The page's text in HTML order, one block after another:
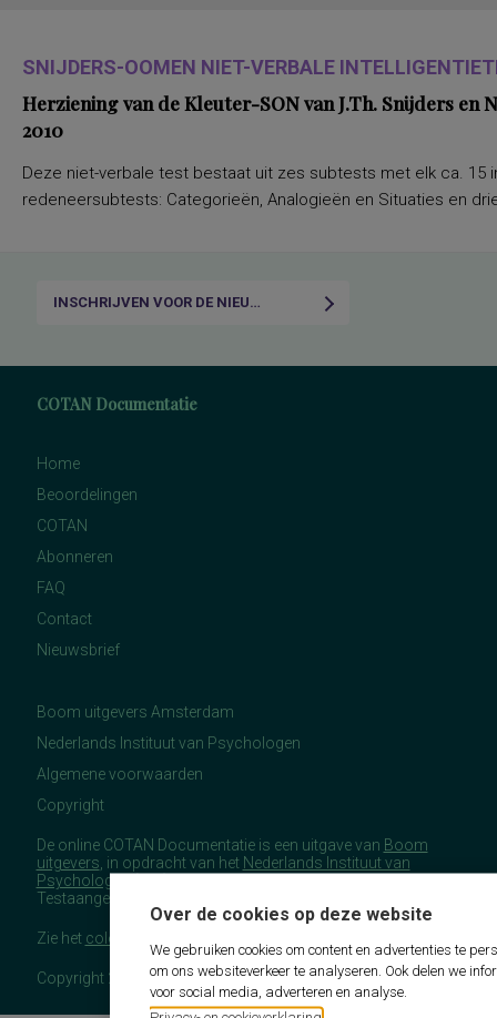
Over de cookies op deze website
We gebruiken cookies om content en advertenties te
om ons websiteverkeer te analyseren. Ook delen we
voor social media, adverteren en analyse.
SNIJDERS-OOMEN NIET-VERBALE
Herziening van de Kleuter-SON van J.Th. Snijders en
2010
Deze niet-verbale test bestaat uit zes subtests met elk ca. 15
redeneersubtests: Categorieën, Analogieën en Situaties en
INSCHRIJVEN VOOR DE NIEUWSBRIEF
COTAN Documentatie
Home
Beoordelingen
COTAN
Abonneren
FAQ
Contact
Nieuwsbrief
Boom uitgevers Amsterdam
Nederlands Instituut van Psychologen
Algemene voorwaarden
Copyright
De online COTAN Documentatie is een uitgave van Boom
uitgevers , in opdracht van het Nederlands Instituut van
Psychologen(NIP), namens de Commissie
Testaangelegenheden Nederland (COTAN).
Zie het colofon
Copyright 2026 - COTAN Documentatie